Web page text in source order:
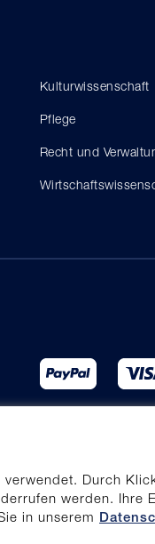
Durch
werden. Ihre
in unserem
Kulturwissenschaft
Pflege
Recht und